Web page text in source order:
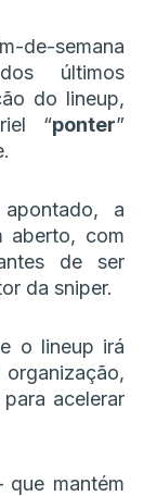
de-semana
últimos
do lineup,
“ponter”
a
aberto, com
de ser
da sniper.
o lineup irá
acelerar
mantém